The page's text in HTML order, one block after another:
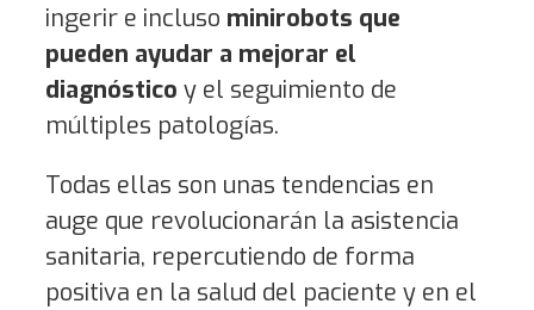
ingerir e incluso minirobots que
pueden ayudar a mejorar el
diagnóstico y el seguimiento de
múltiples patologías.
Todas ellas son unas tendencias en
auge que revolucionarán la asistencia
sanitaria, repercutiendo de forma
positiva en la salud del paciente y en el